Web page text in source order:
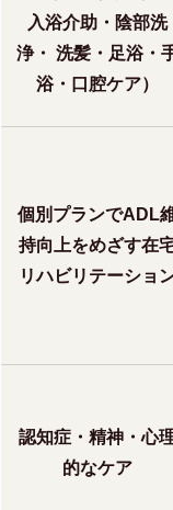
入浴介助・陰部洗
浄・ 洗髪・足浴・
浴・口腔ケア）
個別プランでADL
持向上をめざす在
リハビリテーショ
認知症・精神・心
的なケア